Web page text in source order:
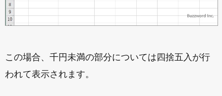
この場合、千円未満の部分については四捨五入が行
われて表示されます。